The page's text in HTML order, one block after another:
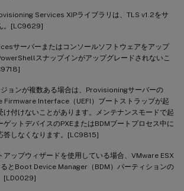
Services XIPライブラリは、TLS v1.2をサ
。[LC9629]
サーバーまたはコンソールソフトウェアをアップ
スナップインがアップグレードされないこ
ョンが複数ある場合は、Provisioningサーバーの
Interface（UEFI）ブートストラップが起
け付けないことがあります。メンテナンスモードで起
ゲットデバイスのPXEまたはBDMブートプロセス中に
答しなくなります。[LC9815]
ップウィザードを使用している場合、VMware ESX
とBoot Device Manager（BDM）パーティションの
[LD0029]